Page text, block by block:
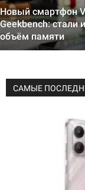
Новый смартфон
Geekbench: стали
объём памяти
САМЫЕ